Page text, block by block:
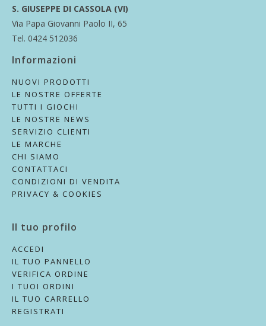
S. GIUSEPPE DI CASSOLA (VI)
Via Papa Giovanni Paolo II, 65
Tel. 0424 512036
Informazioni
NUOVI PRODOTTI
LE NOSTRE OFFERTE
TUTTI I GIOCHI
LE NOSTRE NEWS
SERVIZIO CLIENTI
LE MARCHE
CHI SIAMO
CONTATTACI
CONDIZIONI DI VENDITA
PRIVACY & COOKIES
Il tuo profilo
ACCEDI
IL TUO PANNELLO
VERIFICA ORDINE
I TUOI ORDINI
IL TUO CARRELLO
REGISTRATI